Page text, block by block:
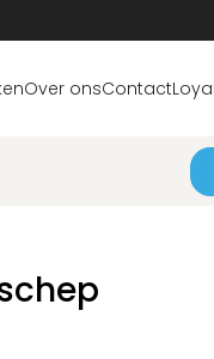
Over onsContact